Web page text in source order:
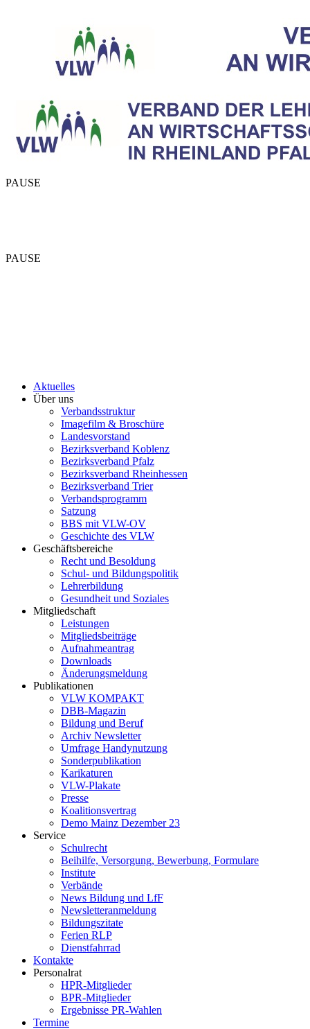
PAUSE
PAUSE
Aktuelles
Über uns
Verbandsstruktur
Imagefilm & Broschüre
Landesvorstand
Bezirksverband Koblenz
Bezirksverband Pfalz
Bezirksverband Rheinhessen
Bezirksverband Trier
Verbandsprogramm
Satzung
BBS mit VLW-OV
Geschichte des VLW
Geschäftsbereiche
Recht und Besoldung
Schul- und Bildungspolitik
Lehrerbildung
Gesundheit und Soziales
Mitgliedschaft
Leistungen
Mitgliedsbeiträge
Aufnahmeantrag
Downloads
Änderungsmeldung
Publikationen
VLW KOMPAKT
DBB-Magazin
Bildung und Beruf
Archiv Newsletter
Umfrage Handynutzung
Sonderpublikation
Karikaturen
VLW-Plakate
Presse
Koalitionsvertrag
Demo Mainz Dezember 23
Service
Schulrecht
Beihilfe, Versorgung, Bewerbung, Formulare
Institute
Verbände
News Bildung und LfF
Newsletteranmeldung
Bildungszitate
Ferien RLP
Dienstfahrrad
Kontakte
Personalrat
HPR-Mitglieder
BPR-Mitglieder
Ergebnisse PR-Wahlen
Termine